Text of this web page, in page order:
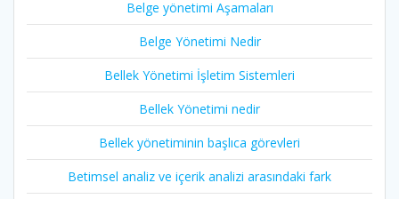
Belge yönetimi Aşamaları
Belge Yönetimi Nedir
Bellek Yönetimi İşletim Sistemleri
Bellek Yönetimi nedir
Bellek yönetiminin başlıca görevleri
Betimsel analiz ve içerik analizi arasındaki fark